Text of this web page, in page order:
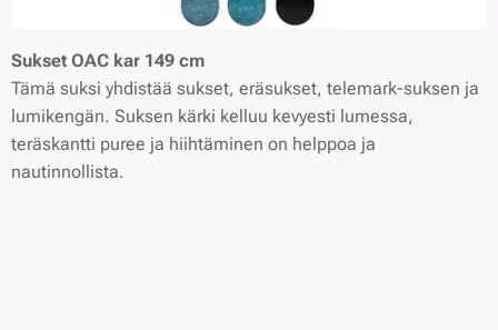
Sukset OAC kar 149 cm
Tämä suksi yhdistää sukset, eräsukset, telemark-suksen ja
lumikengän. Suksen kärki kelluu kevyesti lumessa,
teräskantti puree ja hiihtäminen on helppoa ja
nautinnollista.